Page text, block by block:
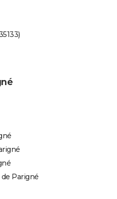
Parigné